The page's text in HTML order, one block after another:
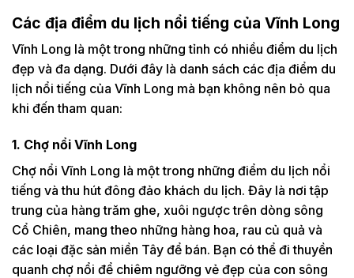
Các địa điểm du lịch nổi tiếng của Vĩnh Long
Vĩnh Long là một trong những tỉnh có nhiều điểm du lịch
đẹp và đa dạng. Dưới đây là danh sách các địa điểm du
lịch nổi tiếng của Vĩnh Long mà bạn không nên bỏ qua
khi đến tham quan:
1. Chợ nổi Vĩnh Long
Chợ nổi Vĩnh Long là một trong những điểm du lịch nổi
tiếng và thu hút đông đảo khách du lịch. Đây là nơi tập
trung của hàng trăm ghe, xuôi ngược trên dòng sông
Cổ Chiên, mang theo những hàng hoa, rau củ quả và
các loại đặc sản miền Tây để bán. Bạn có thể đi thuyền
quanh chợ nổi để chiêm ngưỡng vẻ đẹp của con sông